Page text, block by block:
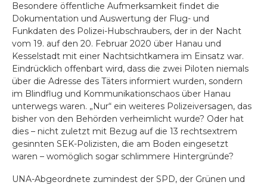
Besondere öffentliche Aufmerksamkeit findet die
Dokumentation und Auswertung der Flug- und
Funkdaten des Polizei-Hubschraubers, der in der Nacht
vom 19. auf den 20. Februar 2020 über Hanau und
Kesselstadt mit einer Nachtsichtkamera im Einsatz war.
Eindrücklich offenbart wird, dass die zwei Piloten niemals
über die Adresse des Täters informiert wurden, sondern
im Blindflug und Kommunikationschaos über Hanau
unterwegs waren. „Nur“ ein weiteres Polizeiversagen, das
bisher von den Behörden verheimlicht wurde? Oder hat
dies – nicht zuletzt mit Bezug auf die 13 rechtsextrem
gesinnten SEK-Polizisten, die am Boden eingesetzt
waren – womöglich sogar schlimmere Hintergründe?
UNA-Abgeordnete zumindest der SPD, der Grünen und